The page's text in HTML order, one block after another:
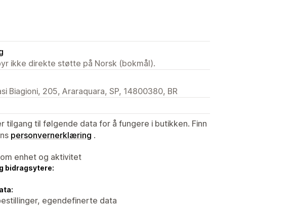
ikke direkte støtte på Norsk (bokmål).
Biagioni, 205, Araraquara, SP, 14800380, BR
tilgang til følgende data for å fungere i butikken. Finn
personvernerklæring .
enhet og aktivitet
bidragsytere:
egendefinerte data